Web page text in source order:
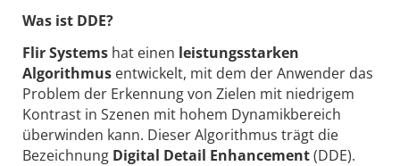
Was ist DDE?
Flir Systems hat einen leistungsstarken
Algorithmus entwickelt, mit dem der Anwender das
Problem der Erkennung von Zielen mit niedrigem
Kontrast in Szenen mit hohem Dynamikbereich
überwinden kann. Dieser Algorithmus trägt die
Bezeichnung Digital Detail Enhancement(DDE).